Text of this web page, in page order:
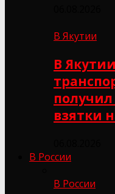
В Якутии
В
взятки
В России
В России